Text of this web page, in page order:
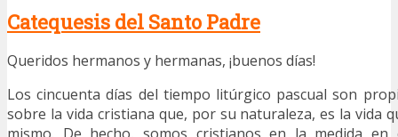
Catequesis del Santo Padre
Queridos hermanos y hermanas, ¡buenos días!
Los cincuenta días del tiempo litúrgico pascual son
sobre la vida cristiana que, por su naturaleza, es la vida